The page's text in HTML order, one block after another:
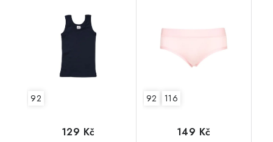
92
129 Kč
92 116
149 Kč